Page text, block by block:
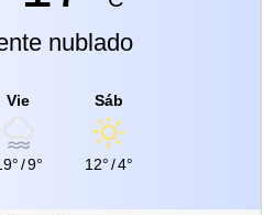
nublado
Vie
/9°
Sáb
12°/4°